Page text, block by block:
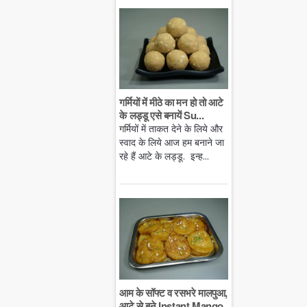
गर्मियों में मीठे का मन हो तो आटे
के लड्डू एसे बनायें Su...
गर्मियों में ताकत देने के लिये और
स्वाद के लिये आज हम बनाने जा
रहे हैं आटे के लड्डू. इन्ह...
आम के सॉफ्ट व रसभरे मालपुआ,